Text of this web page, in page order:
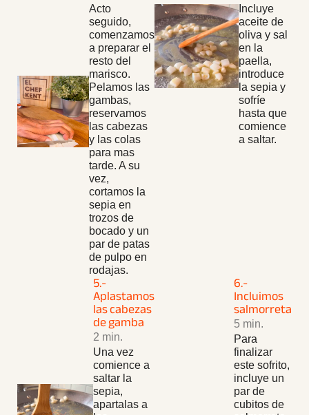
Acto
seguido,
comenzamos
a preparar el
resto del
marisco.
Pelamos las
gambas,
reservamos
las cabezas
y las colas
para mas
tarde. A su
vez,
cortamos la
sepia en
trozos de
bocado y un
par de patas
de pulpo en
rodajas.
Incluye
aceite de
oliva y sal
en la
paella,
introduce
la sepia y
sofríe
hasta que
comience
a saltar.
5.-
Aplastamos
las cabezas
de gamba
2 min.
Una vez
comience a
saltar la
sepia,
apartalas a
6.-
Incluimos
salmorreta
5 min.
Para
finalizar
este sofrito,
incluye un
par de
cubitos de